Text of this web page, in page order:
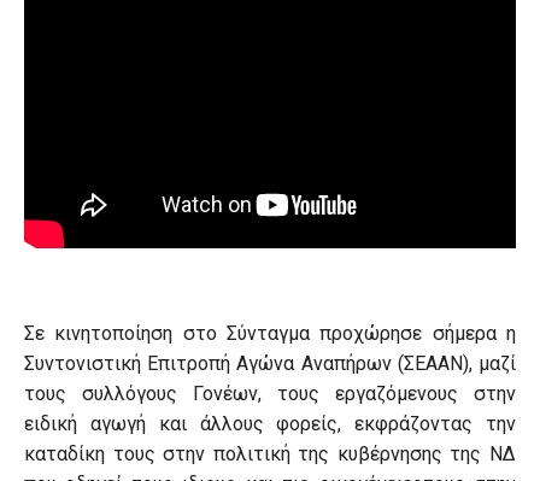
Σε κινητοποίηση στο Σύνταγμα προχώρησε σήμερα η
Συντονιστική Επιτροπή Αγώνα Αναπήρων (ΣΕΑΑΝ), μαζί
τους συλλόγους Γονέων, τους εργαζόμενους στην
ειδική αγωγή και άλλους φορείς, εκφράζοντας την
καταδίκη τους στην πολιτική της κυβέρνησης της ΝΔ